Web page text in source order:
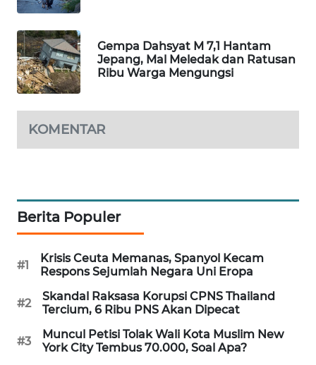
Gempa Dahsyat M 7,1 Hantam
Jepang, Mal Meledak dan Ratusan
Ribu Warga Mengungsi
KOMENTAR
Berita Populer
#1
Krisis Ceuta Memanas, Spanyol Kecam
Respons Sejumlah Negara Uni Eropa
#2
Skandal Raksasa Korupsi CPNS Thailand
Tercium, 6 Ribu PNS Akan Dipecat
#3
Muncul Petisi Tolak Wali Kota Muslim New
York City Tembus 70.000, Soal Apa?
Wahana
Network
KONSUMEN
LISTRIK
KELISTRIKAN
MAWAKA
ID
MARTABAT
NET
WATCH